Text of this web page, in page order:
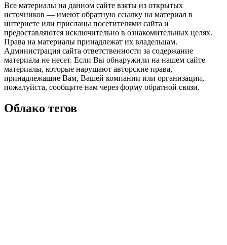
Все материалы на данном сайте взяты из открытых
источников — имеют обратную ссылку на материал в
интернете или присланы посетителями сайта и
предоставляются исключительно в ознакомительных целях.
Права на материалы принадлежат их владельцам.
Администрация сайта ответственности за содержание
материала не несет. Если Вы обнаружили на нашем сайте
материалы, которые нарушают авторские права,
принадлежащие Вам, Вашей компании или организации,
пожалуйста, сообщите нам через форму обратной связи.
Облако тегов